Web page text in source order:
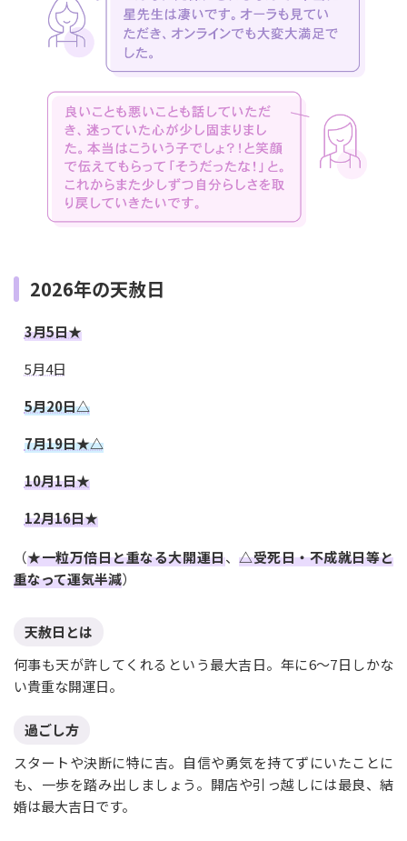
2026年の天赦日
3月5日★
5月4日
5月20日△
7月19日★△
10月1日★
12月16日★
（★一粒万倍日と重なる大開運日、△受死日・不成就日等と
重なって運気半減）
天赦日とは
何事も天が許してくれるという最大吉日。年に6〜7日しかな
い貴重な開運日。
過ごし方
スタートや決断に特に吉。自信や勇気を持てずにいたことに
も、一歩を踏み出しましょう。開店や引っ越しには最良、結
婚は最大吉日です。